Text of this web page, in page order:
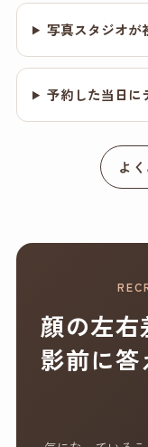
写真スタジオが
予約した当日に
よ
顔の左
影前に